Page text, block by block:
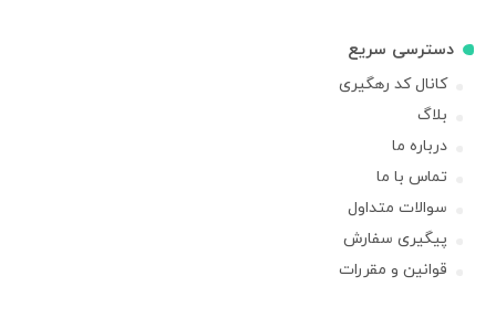
دسترسی سریع
کانال کد رهگیری
بلاگ
درباره ما
تماس با ما
سوالات متداول
پیگیری سفارش
قوانین و مقررات